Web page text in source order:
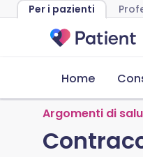
Per i pazienti
Home
Argomenti di